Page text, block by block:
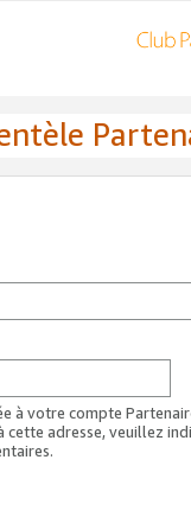
à votre compte
cette adresse, veuillez